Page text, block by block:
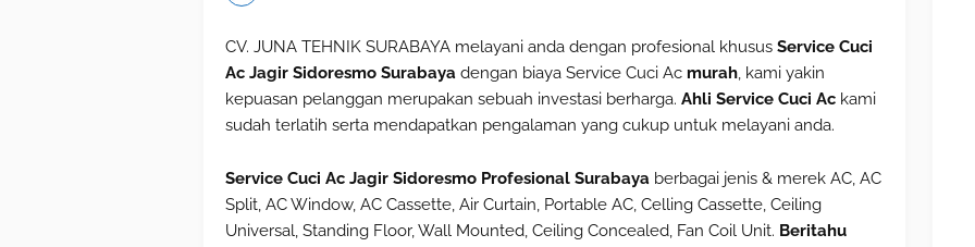
CV. JUNA TEHNIK SURABAYA melayani anda dengan profesional khusus Service Cuci
Ac Jagir Sidoresmo Surabaya dengan biaya Service Cuci Ac murah, kami yakin
kepuasan pelanggan merupakan sebuah investasi berharga. Ahli Service Cuci Ac kami
sudah terlatih serta mendapatkan pengalaman yang cukup untuk melayani anda.
Service Cuci Ac Jagir Sidoresmo Profesional Surabaya berbagai jenis & merek AC, AC
Split, AC Window, AC Cassette, Air Curtain, Portable AC, Celling Cassette, Ceiling
Universal, Standing Floor, Wall Mounted, Ceiling Concealed, Fan Coil Unit. Beritahu